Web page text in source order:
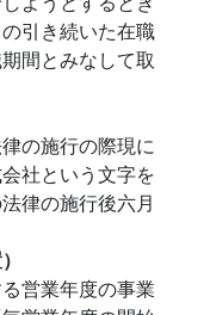
引き続いた在職
間とみなして取
の施行の際現に
社という文字を
律の施行後六月
営業年度の事業